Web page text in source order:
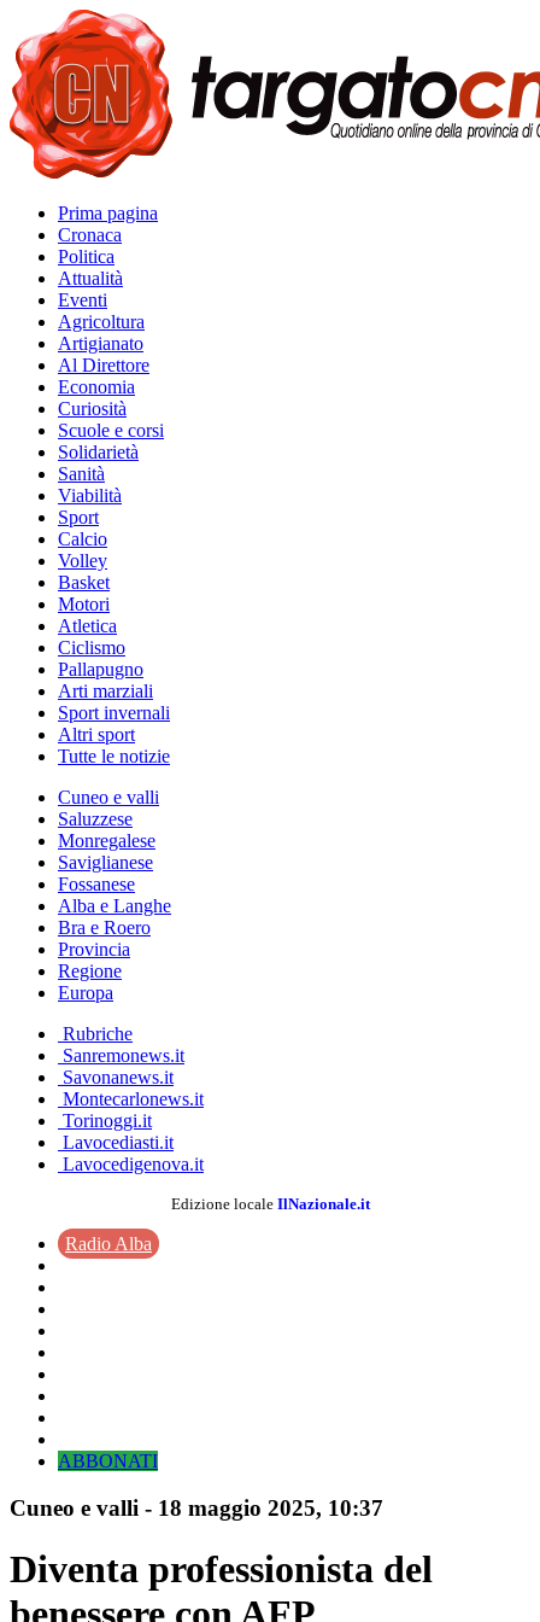
Prima pagina
Cronaca
Politica
Attualità
Eventi
Agricoltura
Artigianato
Al Direttore
Economia
Curiosità
Scuole e corsi
Solidarietà
Sanità
Viabilità
Sport
Calcio
Volley
Basket
Motori
Atletica
Ciclismo
Pallapugno
Arti marziali
Sport invernali
Altri sport
Tutte le notizie
Cuneo e valli
Saluzzese
Monregalese
Saviglianese
Fossanese
Alba e Langhe
Bra e Roero
Provincia
Regione
Europa
Rubriche
Sanremonews.it
Savonanews.it
Montecarlonews.it
Torinoggi.it
Lavocediasti.it
Lavocedigenova.it
Edizione locale IlNazionale.it
Radio Alba
ABBONATI
Cuneo e valli - 18 maggio 2025, 10:37
Diventa professionista del